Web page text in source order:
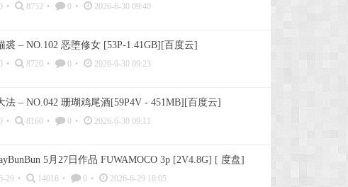
• 8752 • 0 • 2026-6-30 09:40
裘 – NO.102 恶堕修女 [53P-1.41GB][百度云]
• 8720 • 0 • 2026-6-30 09:23
法 – NO.042 珊瑚鸡尾酒[59P4V - 451MB][百度云]
• 8160 • 0 • 2026-6-30 09:11
5月27日作品 FUWAMOCO 3p [2V4.8G] [ 度盘]
29 • 14016 • 0 • 2026-6-29 18:05